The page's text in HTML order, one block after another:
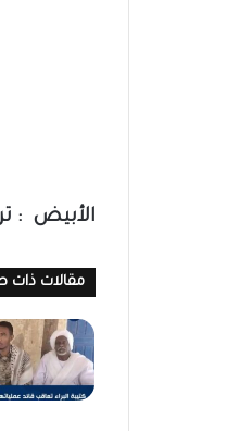
الأبيض :
مقالات ذات